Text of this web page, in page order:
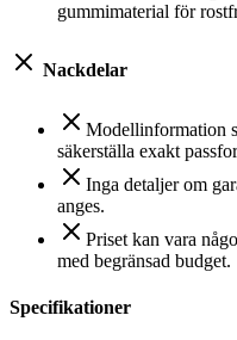
gummimaterial för
Nackdelar
Modellinformation
säkerställa exakt
Inga detaljer om
anges.
Priset kan vara
med begränsad budget.
Specifikationer